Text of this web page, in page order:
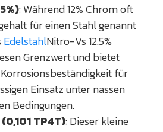
: Während 12% Chrom oft
für einen Stahl genannt
EdelstahlNitro-Vs 12.5%
Grenzwert und bietet
für
Einsatz unter nassen
Bedingungen.
TP4T): Dieser kleine